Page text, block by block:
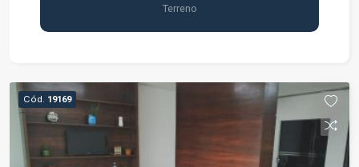
Terreno
Cód. 19169